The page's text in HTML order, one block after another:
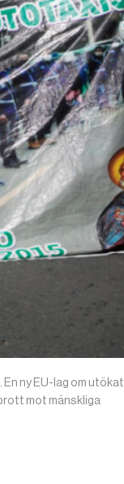
ny EU-lag om utökat
mot mänskliga